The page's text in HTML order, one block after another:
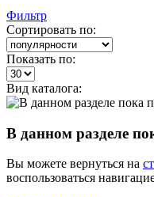
Фильтр
Сортировать по:
Показать по:
Вид каталога:
В данном разделе
Вы можете вернуться на
воспользоваться